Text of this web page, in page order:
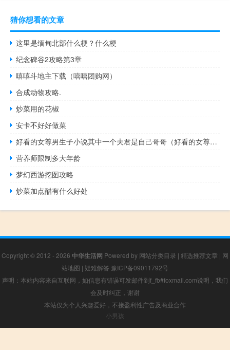
猜你想看的文章
这里是缅甸北部什么梗？什么梗
纪念碑谷2攻略第3章
嘻嘻斗地主下载（嘻嘻团购网）
合成动物攻略.
炒菜用的花椒
安卡不好好做菜
好看的女尊男生子小说其中一个夫君是自己哥哥（好看的女尊男生子小说）
营养师限制多大年龄
梦幻西游挖图攻略
炒菜加点醋有什么好处
Copyright © 2012 - 2026 中华生活网 Powered by 网站分类目录 | 精选推荐文章 | 网
站地图 | 疑难解答 豫ICP备09011792号
声明：本站内容来自互联网，如信息有错误可发邮件到f_fb#foxmail.com说明，我们
会及时纠正，谢谢
本站仅为个人兴趣爱好，不接盈利性广告及商业合作
小男孩